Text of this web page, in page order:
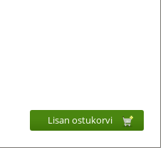
Lisan ostukorvi